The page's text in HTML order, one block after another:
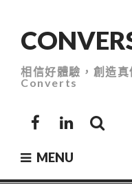
content
相信好體驗，創造
Converts
FacebookLinkedIn
MENU